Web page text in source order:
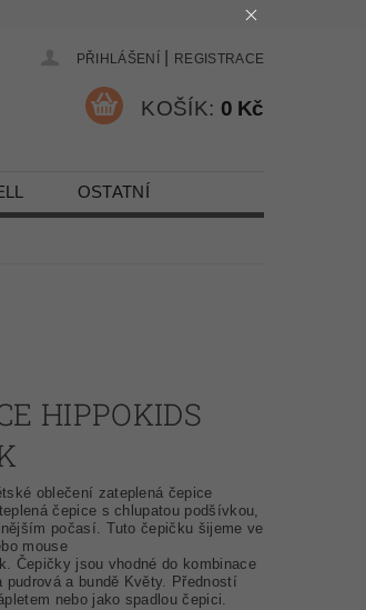
PŘIHLÁŠENÍ REGISTRACE
KOŠÍK: 0 Kč
OSTATNÍ
HIPPOKIDS
oblečení zateplená čepice
čepice s chlupatou podšívkou,
počasí. Tuto čepičku šijeme ve
mouse
Čepičky jsou vhodné do kombinace
a bundě Květy. Předností
nebo jako spadlou čepici.